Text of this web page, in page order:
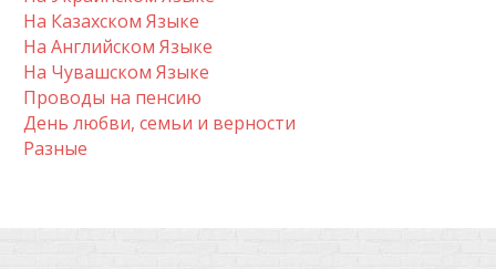
На Казахском Языке
На Английском Языке
На Чувашском Языке
Проводы на пенсию
День любви, семьи и верности
Разные